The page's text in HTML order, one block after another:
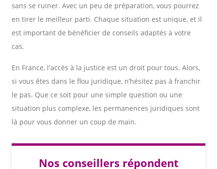
sans se ruiner. Avec un peu de préparation, vous pourrez
en tirer le meilleur parti. Chaque situation est unique, et il
est important de bénéficier de conseils adaptés à votre
cas.
En France, l'accès à la justice est un droit pour tous. Alors,
si vous êtes dans le flou juridique, n’hésitez pas à franchir
le pas. Que ce soit pour une simple question ou une
situation plus complexe, les permanences juridiques sont
là pour vous donner un coup de main.
Nos conseillers répondent